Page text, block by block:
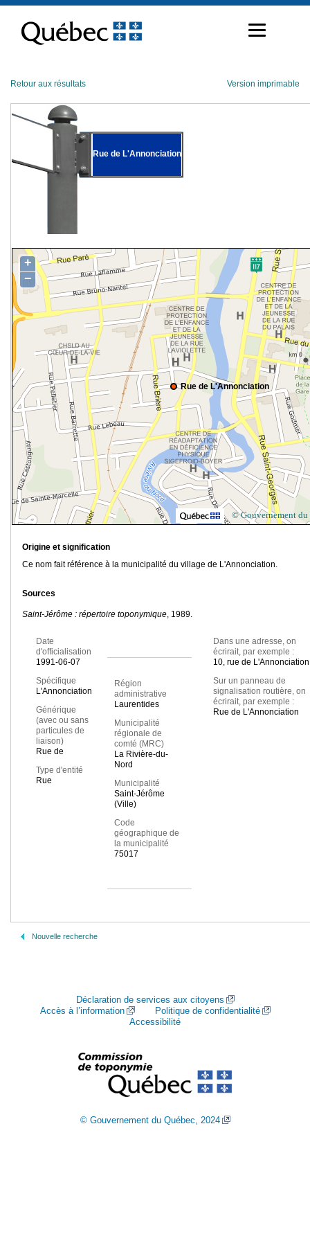
contenu
Retour aux résultats Version imprimable
Rue de L'Annonciation
Rue de L'Annonciation
+
−
© Gouvernement du
Origine et signification
Ce nom fait référence à la municipalité du village de L'Annonciation.
Sources
Saint-Jérôme : répertoire toponymique, 1989.
Date
d'officialisation
1991-06-07
Spécifique
L'Annonciation
Générique
(avec ou sans
particules de
liaison)
Rue de
Type d'entité
Rue
Région
administrative
Laurentides
Municipalité
régionale de
comté (MRC)
La Rivière-du-
Nord
Municipalité
Saint-Jérôme
(Ville)
Code
géographique de
la municipalité
75017
Dans une adresse, on
écrirait, par exemple :
10, rue de L'Annonciation
Sur un panneau de
signalisation routière, on
écrirait, par exemple :
Rue de L'Annonciation
Nouvelle recherche
Déclaration de services aux citoyens
Accès à l’information
Politique de confidentialité
Accessibilité
© Gouvernement du Québec, 2024